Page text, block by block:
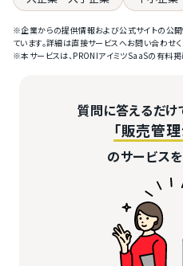
※企業からの提供情報および公式サイトの公開
ています。詳細は直接サービスへお問い合わせく
※本サービスは、PRONIアイミツSaaSの有料掲
質問に答えるだ
「販売管
のサービスを